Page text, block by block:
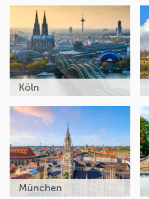
Köln
München